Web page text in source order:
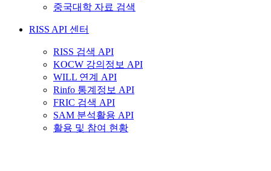
중국대학 자료 검색
RISS API 센터
RISS 검색 API
KOCW 강의정보 API
WILL 연계 API
Rinfo 통계정보 API
FRIC 검색 API
SAM 분석활용 API
활용 및 참여 현황